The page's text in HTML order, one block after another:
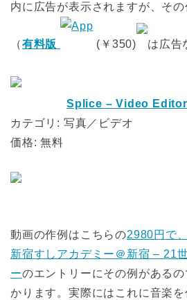
内に広告が表示されますが、そ
（有料版 (￥350) は広告
Splice – Video
カテゴリ: 写真／ビデオ
価格: 無料
動画の作例はこちらの2980円で
新宿すしアカデミー＠新宿 – 21
ーのエントリーにその例がある
かります。実際にはこれに音楽